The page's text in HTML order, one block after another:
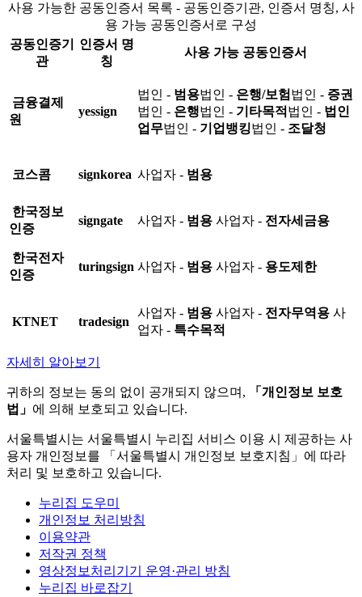
사용 가능한 공동인증서 목록 - 공동인증기관, 인증서 명칭, 사
용 가능 공동인증서로 구성
공동인증기
관
인증서 명
칭
사용 가능 공동인증서
금융결제
원
yessign
법인 - 범용법인 - 은행/보험 법인 - 증권
법인 - 은행법인 - 기타목적 법인 - 법인
업무법인 - 기업뱅킹법인 - 조달청
코스콤 signkorea 사업자 - 범용
한국정보
인증
signgate 사업자 - 범용 사업자 - 전자세금용
한국전자
인증
turingsign 사업자 - 범용 사업자 - 용도제한
KTNET tradesign
사업자 - 범용 사업자 - 전자무역용 사
업자 - 특수목적
자세히 알아보기
귀하의 정보는 동의 없이 공개되지 않으며,
「개인정보 보호
법」 에 의해 보호되고 있습니다.
서울특별시는 서울특별시 누리집 서비스 이용 시 제공하는 사
용자 개인정보를 「서울특별시 개인정보 보호지침」에 따라
처리 및 보호하고 있습니다.
누리집 도우미
개인정보 처리방침
이용약관
저작권 정책
영상정보처리기기 운영·관리 방침
누리집 바로잡기